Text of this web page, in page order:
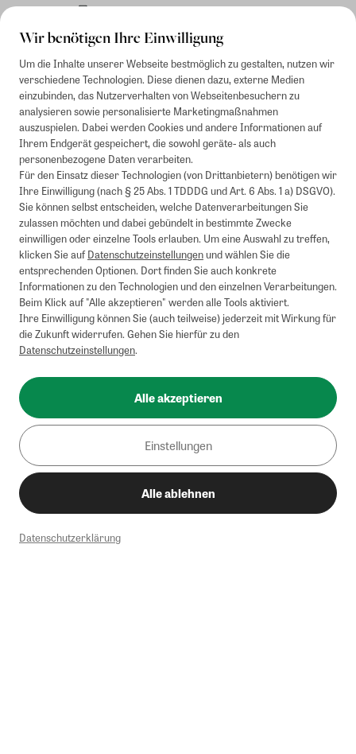
Wir benötigen Ihre Einwilligung
Um die Inhalte unserer Webseite bestmöglich zu gestalten, nutzen wir
verschiedene Technologien. Diese dienen dazu, externe Medien
einzubinden, das Nutzerverhalten von Webseitenbesuchern zu
analysieren sowie personalisierte Marketingmaßnahmen
auszuspielen. Dabei werden Cookies und andere Informationen auf
Ihrem Endgerät gespeichert, die sowohl geräte- als auch
personenbezogene Daten verarbeiten.
Für den Einsatz dieser Technologien (von Drittanbietern) benötigen wir
Ihre Einwilligung (nach § 25 Abs. 1 TDDDG und Art. 6 Abs. 1 a) DSGVO).
Sie können selbst entscheiden, welche Datenverarbeitungen Sie
zulassen möchten und dabei gebündelt in bestimmte Zwecke
einwilligen oder einzelne Tools erlauben. Um eine Auswahl zu treffen,
klicken Sie aufDatenschutzeinstellungenund wählen Sie die
entsprechenden Optionen. Dort finden Sie auch konkrete
Informationen zu den Technologien und den einzelnen Verarbeitungen.
Beim Klick auf "Alle akzeptieren" werden alle Tools aktiviert.
Ihre Einwilligung können Sie (auch teilweise) jederzeit mit Wirkung für
die Zukunft widerrufen. Gehen Sie hierfür zu den
Datenschutzeinstellungen.
Alle akzeptieren
Einstellungen
Alle ablehnen
Datenschutzerklärung
Rechnung